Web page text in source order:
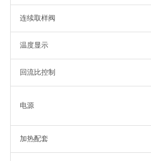
连续取样阀
温度显示
回流比控制
电源
加热配套